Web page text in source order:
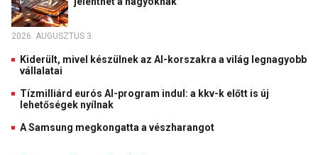
2026. AUGUSZTUS 3.
Kiderült, mivel készülnek az AI-korszakra a világ legnagyobb
vállalatai
Tízmilliárd eurós AI-program indul: a kkv-k előtt is új
lehetőségek nyílnak
A Samsung megkongatta a vészharangot